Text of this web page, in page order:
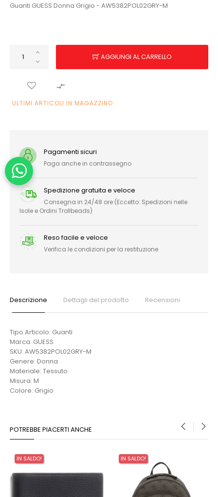
Guanti GUESS Donna Grigio - AW5382POL02GRY-M
AGGIUNGI AL CARRELLO

ULTIMI ARTICOLI IN MAGAZZINO
Pagamenti sicuri
Paga anche in contrassegno
Spedizione gratuita e veloce
Consegna in 24/48 ore (Eccetto: Spedizioni nelle
Isole e Ordini Trollbeads)
Reso facile e veloce
Verifica le condizioni per la restituzione
Descrizione Dettagli del prodotto Recensioni
Tipo Articolo: Guanti
Marca: GUESS
SKU: AW5382POL02GRY-M
Genere: Donna
Materiale: Tessuto
Misura: M
Colore: Grigio
POTREBBE PIACERTI ANCHE
IN SALDO! IN SALDO!